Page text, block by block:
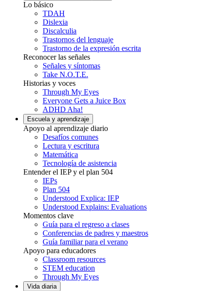
Lo básico
TDAH
Dislexia
Discalculia
Trastornos del lenguaje
Trastorno de la expresión escrita
Reconocer las señales
Señales y síntomas
Take N.O.T.E.
Historias y voces
Through My Eyes
Everyone Gets a Juice Box
ADHD Aha!
Escuela y aprendizaje
Apoyo al aprendizaje diario
Desafíos comunes
Lectura y escritura
Matemática
Tecnología de asistencia
Entender el IEP y el plan 504
IEPs
Plan 504
Understood Explica: IEP
Understood Explains: Evaluations
Momentos clave
Guía para el regreso a clases
Conferencias de padres y maestros
Guía familiar para el verano
Apoyo para educadores
Classroom resources
STEM education
Through My Eyes
Vida diaria